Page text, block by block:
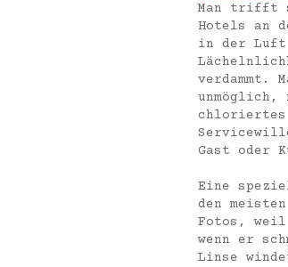
Man trifft
Hotels an
in der Luft
verdammt.
unmöglich,
chloriertes
Gast oder
Eine
den
Fotos,
wenn er
Linse